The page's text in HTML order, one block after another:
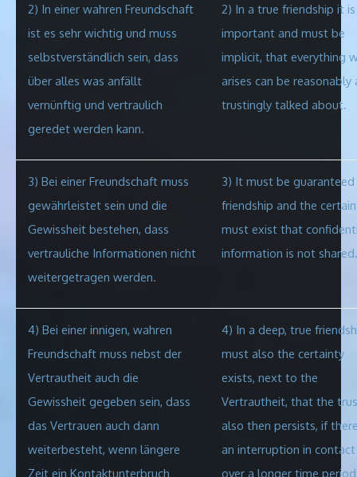
2) In einer wahren Freundschaft
ist es sehr wichtig und muss
selbstverständlich sein, dass
über alles was anfällt
vernünftig und vertraulich
geredet werden kann.
2) In a true friendship it
important and must be
implicit, that everything
arises can be reasonably
trustingly talked about.
3) Bei einer Freundschaft muss
gewährleistet sein und die
Gewissheit bestehen, dass
vertrauliche Informationen nicht
weitergetragen werden.
3) It must be guaranteed
friendship and the
must exist that
information is not shared.
4) Bei einer innigen, wahren
Freundschaft muss nebst der
Vertrautheit auch die
Gewissheit gegeben sein, dass
das Vertrauen auch dann
weiterbesteht, wenn längere
Zeit ein Kontaktunterbruch
4) In a deep, true
must also the certainty
exists, next to the
Vertrautheit, that the
also then persists, if
an interruption in contact
over a longer time